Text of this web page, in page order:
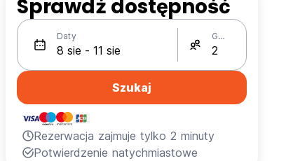
Sprawdź dostępność
Daty Gości
Szukaj
Rezerwacja zajmuje tylko 2 minuty
Potwierdzenie natychmiastowe